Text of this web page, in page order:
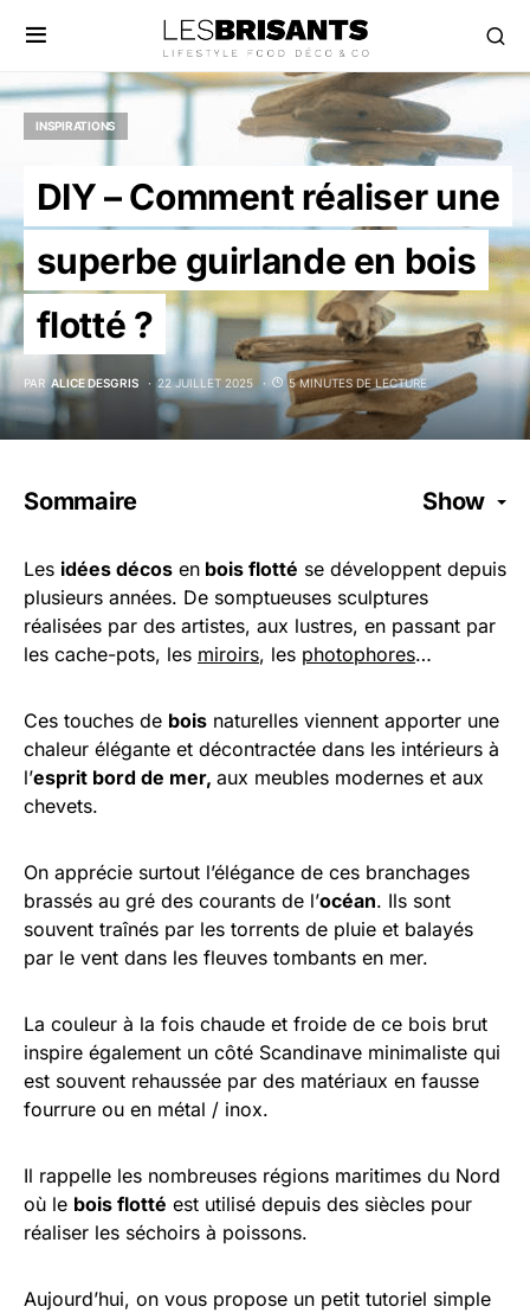
INSPIRATIONS
DIY – Comment réaliser une
superbe guirlande en bois
flotté ?
PAR ALICE DESGRIS 22 JUILLET 2025 5 MINUTES DE LECTURE
Sommaire Show
Les idées décos en bois flotté se développent depuis
plusieurs années. De somptueuses sculptures
réalisées par des artistes, aux lustres, en passant par
les cache-pots, les miroirs, les photophores…
Ces touches de bois naturelles viennent apporter une
chaleur élégante et décontractée dans les intérieurs à
l’esprit bord de mer, aux meubles modernes et aux
chevets.
On apprécie surtout l’élégance de ces branchages
brassés au gré des courants de l’océan. Ils sont
souvent traînés par les torrents de pluie et balayés
par le vent dans les fleuves tombants en mer.
La couleur à la fois chaude et froide de ce bois brut
inspire également un côté Scandinave minimaliste qui
est souvent rehaussée par des matériaux en fausse
fourrure ou en métal / inox.
Il rappelle les nombreuses régions maritimes du Nord
où le bois flotté est utilisé depuis des siècles pour
réaliser les séchoirs à poissons.
Aujourd’hui, on vous propose un petit tutoriel simple